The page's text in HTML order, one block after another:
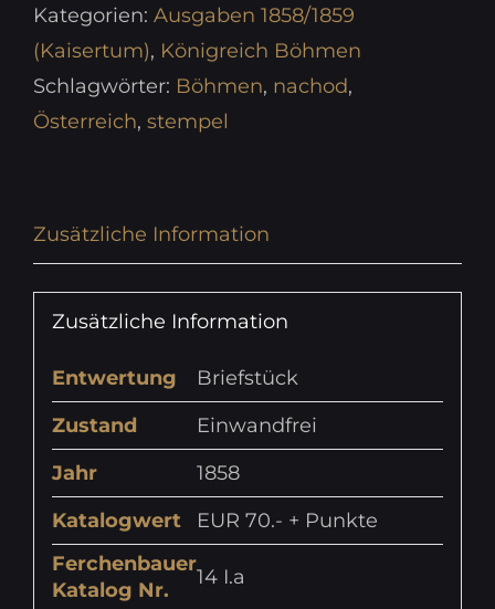
Kategorien: Ausgaben 1858/1859
(Kaisertum), Königreich Böhmen
Schlagwörter: Böhmen, nachod,
Österreich, stempel
Zusätzliche Information
Zusätzliche Information
Entwertung
Briefstück
Zustand
Einwandfrei
Jahr
1858
Katalogwert
EUR 70.- + Punkte
Ferchenbauer
Katalog Nr.
14 I.a